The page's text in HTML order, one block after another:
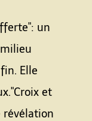
un
Elle
et
révélation